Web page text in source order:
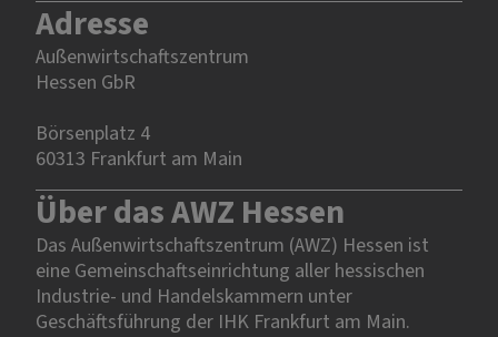
Adresse
Außenwirtschaftszentrum
Hessen GbR
Börsenplatz 4
60313 Frankfurt am Main
Über das AWZ Hessen
Das Außenwirtschaftszentrum (AWZ) Hessen ist
eine Gemeinschaftseinrichtung aller hessischen
Industrie- und Handelskammern unter
Geschäftsführung der IHK Frankfurt am Main.